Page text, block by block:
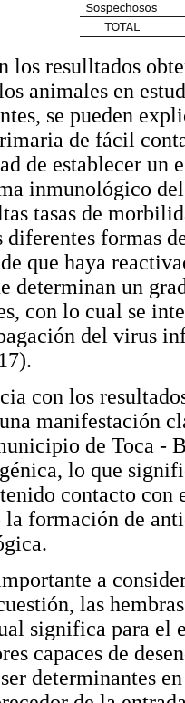
los resulltados
animales en
se pueden
de fácil
de establecer un
inmunológico
tasas de
formas
que haya
determinan un
con lo cual se
del virus
con los
manifestación
de Toca -
lo que
contacto con
formación de
a
las
significa para el
capaces de
determinantes